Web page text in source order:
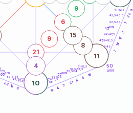
50
anni
41-42,5
42,5-43,5
43,5-44
46-47,5
47,5-48,5
48,5-49
51-52,5
52,5-53,5
53,5-54
56-57,5
57,5-58,5
58,5-59
61-62,5
62,5-63,5
63,5-64
5
22
7
3
17
14
7
16
5
8
21
7
4
14
8
16
22 10
11
21
9
6
9
4
8
15
45anni
55anni
65anni